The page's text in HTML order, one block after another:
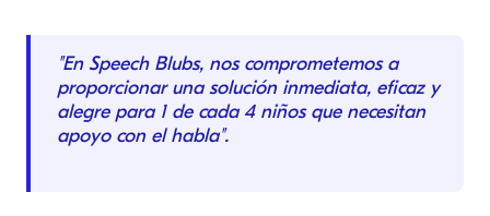
"En Speech Blubs, nos comprometemos a
proporcionar una solución inmediata, eficaz y
alegre para 1 de cada 4 niños que necesitan
apoyo con el habla".